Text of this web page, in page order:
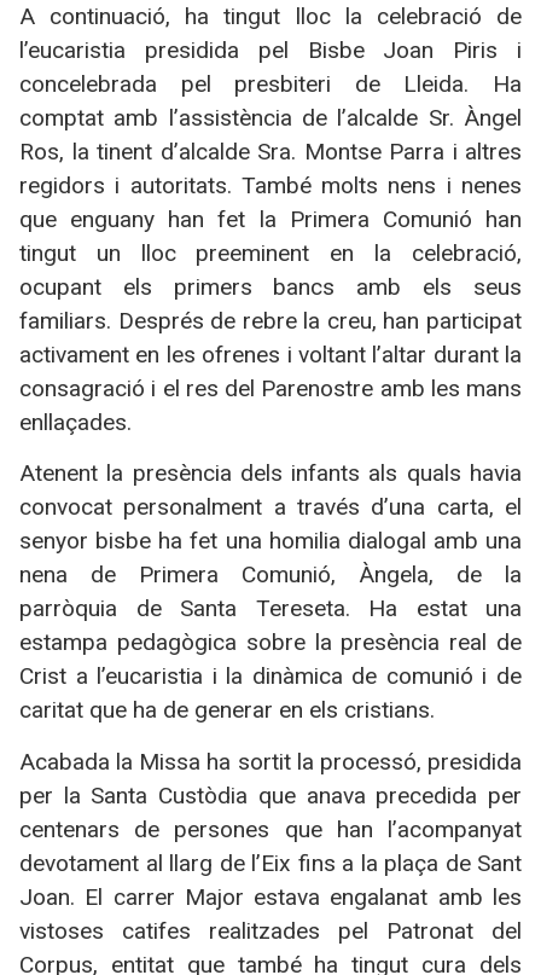
A continuació, ha tingut lloc la celebració de
l’eucaristia presidida pel Bisbe Joan Piris i
concelebrada pel presbiteri de Lleida. Ha
comptat amb l’assistència de l’alcalde Sr. Àngel
Ros, la tinent d’alcalde Sra. Montse Parra i altres
regidors i autoritats. També molts nens i nenes
que enguany han fet la Primera Comunió han
tingut un lloc preeminent en la celebració,
ocupant els primers bancs amb els seus
familiars. Després de rebre la creu, han participat
activament en les ofrenes i voltant l’altar durant la
consagració i el res del Parenostre amb les mans
enllaçades.
Atenent la presència dels infants als quals havia
convocat personalment a través d’una carta, el
senyor bisbe ha fet una homilia dialogal amb una
nena de Primera Comunió, Àngela, de la
parròquia de Santa Tereseta. Ha estat una
estampa pedagògica sobre la presència real de
Crist a l’eucaristia i la dinàmica de comunió i de
caritat que ha de generar en els cristians.
Acabada la Missa ha sortit la processó, presidida
per la Santa Custòdia que anava precedida per
centenars de persones que han l’acompanyat
devotament al llarg de l’Eix fins a la plaça de Sant
Joan. El carrer Major estava engalanat amb les
vistoses catifes realitzades pel Patronat del
Corpus, entitat que també ha tingut cura dels